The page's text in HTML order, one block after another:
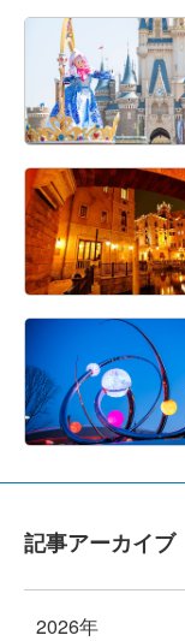
記事アーカイブ
2026年